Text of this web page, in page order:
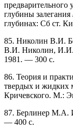
предварительного
глубины
глубинах: Сб ст.
85. Николин В.И.
В.И. Николин,
1981. — 300 с.
86. Теория и
твердых и жидких
Кричевского. М.:
87. Берлинер М.А.
— 400 с.